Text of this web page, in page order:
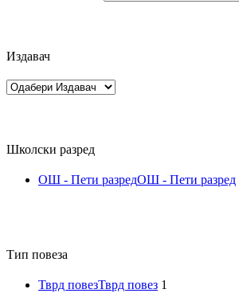
моћи вила
Српска историја
ових бајки
Издавач
Школски разред
ОШ - Пети разредОШ - Пети разред
Тип повеза
Тврд повезТврд повез 1